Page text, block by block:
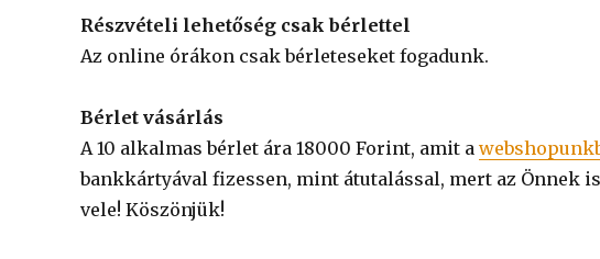
Részvételi lehetőség csak bérlettel
Az online órákon csak bérleteseket fogadunk.
Bérlet vásárlás
A 10 alkalmas bérlet ára 18000 Forint, amit a
bankkártyával fizessen, mint átutalással, mert az Önnek
vele! Köszönjük!